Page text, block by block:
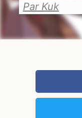
Par Kuk